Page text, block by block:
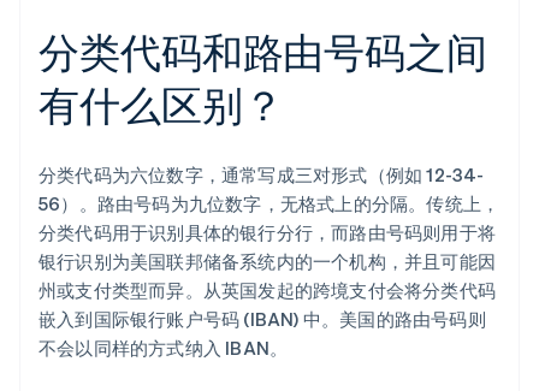
分类代码和路由号码之间
有什么区别？
分类代码为六位数字，通常写成三对形式（例如 12-34-
56）。路由号码为九位数字，无格式上的分隔。传统上，
分类代码用于识别具体的银行分行，而路由号码则用于将
银行识别为美国联邦储备系统内的一个机构，并且可能因
州或支付类型而异。从英国发起的跨境支付会将分类代码
嵌入到国际银行账户号码 (IBAN) 中。美国的路由号码则
不会以同样的方式纳入 IBAN。